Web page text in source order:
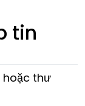
tin
thư